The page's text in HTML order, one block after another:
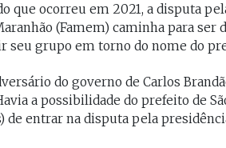
que ocorreu em 2021, a disputa
(Famem) caminha para ser
seu grupo em torno do nome do
do governo de Carlos
a possibilidade do prefeito de
de entrar na disputa pela
corregedor-geral da
do Maranhão no
2020/2022. Foi
do Tribunal de
2022/2024.